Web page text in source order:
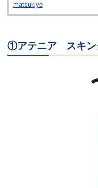
matsukiyo
①アテニア スキン